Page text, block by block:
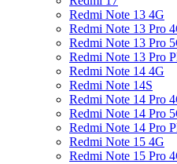
Redmi Note 13 4G
Redmi Note 13 Pro
Redmi Note 13 Pro
Redmi Note 13 Pro
Redmi Note 14 4G
Redmi Note 14S
Redmi Note 14 Pro
Redmi Note 14 Pro
Redmi Note 14 Pro
Redmi Note 15 4G
Redmi Note 15 Pro